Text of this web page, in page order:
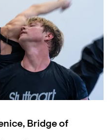
Bridge of